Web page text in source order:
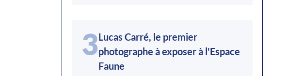
3Lucas Carré, le premier
photographe à exposer à l'Espace
Faune